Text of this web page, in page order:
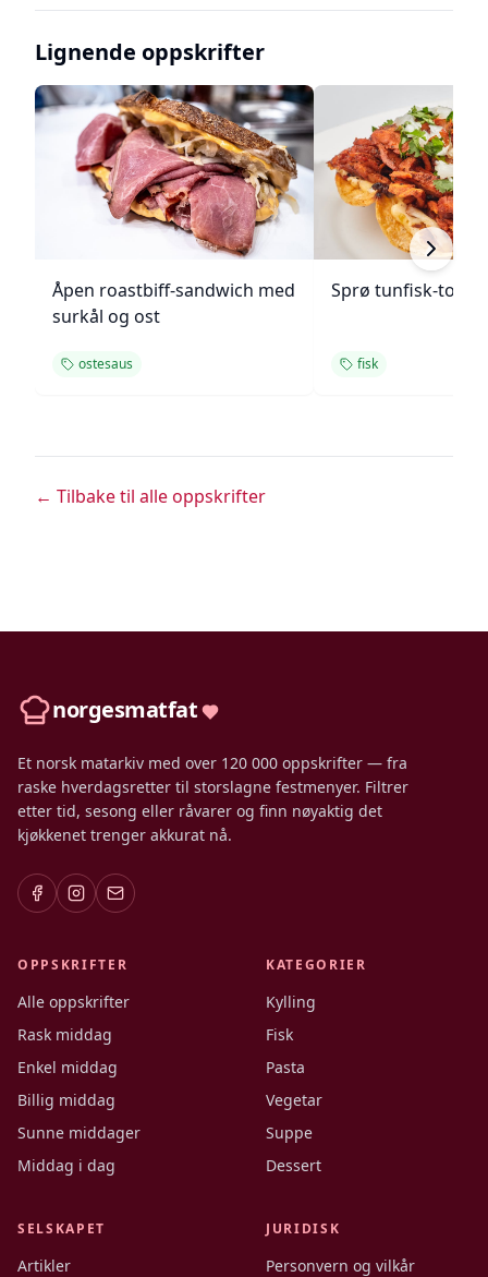
Lignende oppskrifter
Åpen roastbiff-sandwich med
surkål og ost
ostesaus
Sprø tunfisk-
fisk
← Tilbake til alle oppskrifter
norgesmatfat
Et norsk matarkiv med over 120 000 oppskrifter — fra
raske hverdagsretter til storslagne festmenyer. Filtrer
etter tid, sesong eller råvarer og finn nøyaktig det
kjøkkenet trenger akkurat nå.
OPPSKRIFTER
Alle oppskrifter
Rask middag
Enkel middag
Billig middag
Sunne middager
Middag i dag
KATEGORIER
Kylling
Fisk
Pasta
Vegetar
Suppe
Dessert
SELSKAPET
Artikler
JURIDISK
Personvern og vilkår